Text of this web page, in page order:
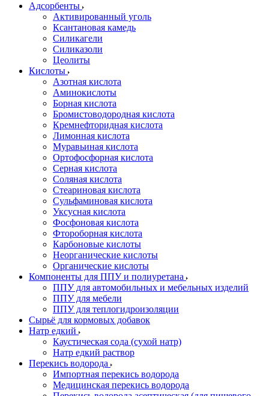
Адсорбенты
Активированный уголь
Ксантановая камедь
Силикагели
Силиказоли
Цеолиты
Кислоты
Азотная кислота
Аминокислоты
Борная кислота
Бромистоводородная кислота
Кремнефторидная кислота
Лимонная кислота
Муравьиная кислота
Ортофосфорная кислота
Серная кислота
Соляная кислота
Стеариновая кислота
Сульфаминовая кислота
Уксусная кислота
Фосфоновая кислота
Фтороборная кислота
Карбоновые кислоты
Неорганические кислоты
Органические кислоты
Компоненты для ППУ и полиуретана
ППУ для автомобильных и мебельных изделий
ППУ для мебели
ППУ для теплогидроизоляции
Сырьё для кормовых добавок
Натр едкий
Каустическая сода (сухой натр)
Натр едкий раствор
Перекись водорода
Импортная перекись водорода
Медицинская перекись водорода